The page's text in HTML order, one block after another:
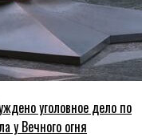
уголовное дело по
у Вечного огня